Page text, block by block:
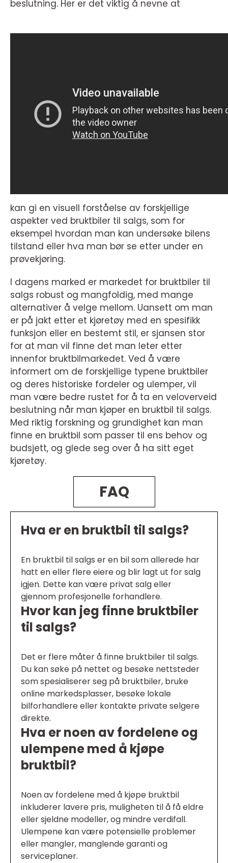
beslutning. Her er det viktig å nevne at
kan gi en visuell forståelse av forskjellige
aspekter ved bruktbiler til salgs, som for
eksempel hvordan man kan undersøke bilens
tilstand eller hva man bør se etter under en
prøvekjøring.
I dagens marked er markedet for bruktbiler til
salgs robust og mangfoldig, med mange
alternativer å velge mellom. Uansett om man
er på jakt etter et kjøretøy med en spesifikk
funksjon eller en bestemt stil, er sjansen stor
for at man vil finne det man leter etter
innenfor bruktbilmarkedet. Ved å være
informert om de forskjellige typene bruktbiler
og deres historiske fordeler og ulemper, vil
man være bedre rustet for å ta en veloverveid
beslutning når man kjøper en bruktbil til salgs.
Med riktig forskning og grundighet kan man
finne en bruktbil som passer til ens behov og
budsjett, og glede seg over å ha sitt eget
kjøretøy.
FAQ
Hva er en bruktbil til salgs?
En bruktbil til salgs er en bil som allerede har
hatt en eller flere eiere og blir lagt ut for salg
igjen. Dette kan være privat salg eller
gjennom profesjonelle forhandlere.
Hvor kan jeg finne bruktbiler
til salgs?
Det er flere måter å finne bruktbiler til salgs.
Du kan søke på nettet og besøke nettsteder
som spesialiserer seg på bruktbiler, bruke
online markedsplasser, besøke lokale
bilforhandlere eller kontakte private selgere
direkte.
Hva er noen av fordelene og
ulempene med å kjøpe
bruktbil?
Noen av fordelene med å kjøpe bruktbil
inkluderer lavere pris, muligheten til å få eldre
eller sjeldne modeller, og mindre verdifall.
Ulempene kan være potensielle problemer
eller mangler, manglende garanti og
serviceplaner.